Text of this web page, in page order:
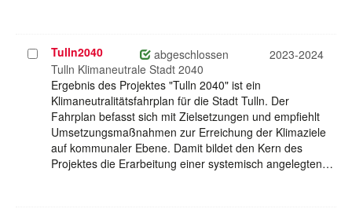
Projekt
auswählen
Tulln2040 abgeschlossen
2023-2024
Tulln Klimaneutrale Stadt 2040
Ergebnis des Projektes "Tulln 2040" ist ein
Klimaneutralitätsfahrplan für die Stadt Tulln. Der
Fahrplan befasst sich mit Zielsetzungen und empfiehlt
Umsetzungsmaßnahmen zur Erreichung der Klimaziele
auf kommunaler Ebene. Damit bildet den Kern des
Projektes die Erarbeitung einer systemisch angelegten…